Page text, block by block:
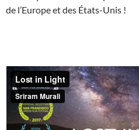
de l’Europe et des États-Unis !